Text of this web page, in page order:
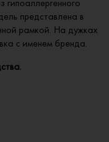
гипоаллергенного
представлена в
рамкой. На дужках
с именем бренда.